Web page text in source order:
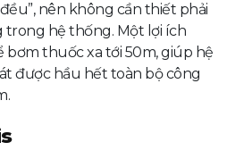
nên không cần thiết phải
trong hệ thống. Một lợi ích
thuốc xa tới 50m, giúp hệ
được hầu hết toàn bộ công